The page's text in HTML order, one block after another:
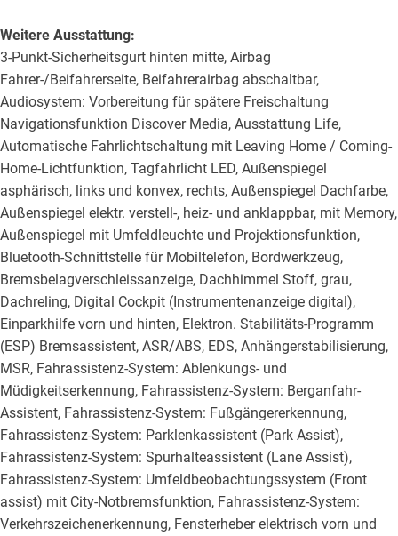
Weitere Ausstattung:
3-Punkt-Sicherheitsgurt hinten mitte, Airbag
Fahrer-/Beifahrerseite, Beifahrerairbag abschaltbar,
Audiosystem: Vorbereitung für spätere Freischaltung
Navigationsfunktion Discover Media, Ausstattung Life,
Automatische Fahrlichtschaltung mit Leaving Home / Coming-
Home-Lichtfunktion, Tagfahrlicht LED, Außenspiegel
asphärisch, links und konvex, rechts, Außenspiegel Dachfarbe,
Außenspiegel elektr. verstell-, heiz- und anklappbar, mit Memory,
Außenspiegel mit Umfeldleuchte und Projektionsfunktion,
Bluetooth-Schnittstelle für Mobiltelefon, Bordwerkzeug,
Bremsbelagverschleissanzeige, Dachhimmel Stoff, grau,
Dachreling, Digital Cockpit (Instrumentenanzeige digital),
Einparkhilfe vorn und hinten, Elektron. Stabilitäts-Programm
(ESP) Bremsassistent, ASR/ABS, EDS, Anhängerstabilisierung,
MSR, Fahrassistenz-System: Ablenkungs- und
Müdigkeitserkennung, Fahrassistenz-System: Berganfahr-
Assistent, Fahrassistenz-System: Fußgängererkennung,
Fahrassistenz-System: Parklenkassistent (Park Assist),
Fahrassistenz-System: Spurhalteassistent (Lane Assist),
Fahrassistenz-System: Umfeldbeobachtungssystem (Front
assist) mit City-Notbremsfunktion, Fahrassistenz-System:
Verkehrszeichenerkennung, Fensterheber elektrisch vorn und